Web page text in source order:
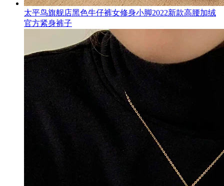
太平鸟旗舰店黑色牛仔裤女修身小脚2022新款高腰加绒
官方紧身裤子